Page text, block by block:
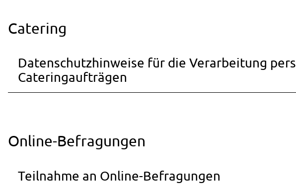
Catering
Datenschutzhinweise für die Verarbeitung
Cateringaufträgen
Online-Befragungen
Teilnahme an Online-Befragungen